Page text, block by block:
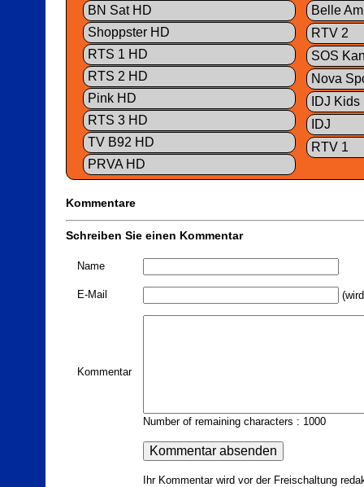
BN Sat HD
Shoppster HD
RTS 1 HD
RTS 2 HD
Pink HD
RTS 3 HD
TV B92 HD
PRVA HD
Belle
RTV 2
SOS
Nova
IDJ Kids
IDJ
RTV 1
Kommentare
Schreiben Sie einen Kommentar
Name
E-Mail
Kommentar
Number of remaining characters : 1000
Ihr Kommentar wird vor der Freischaltung